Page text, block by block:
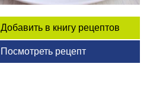
Добавить в книгу рецептов
Посмотреть рецепт